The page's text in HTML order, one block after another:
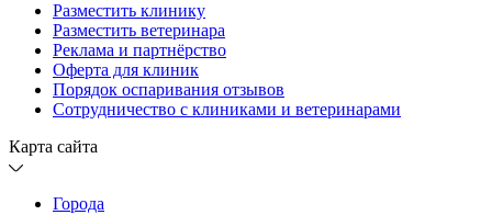
Разместить клинику
Разместить ветеринара
Реклама и партнёрство
Оферта для клиник
Порядок оспаривания отзывов
Сотрудничество с клиниками и ветеринарами
Карта сайта
Города